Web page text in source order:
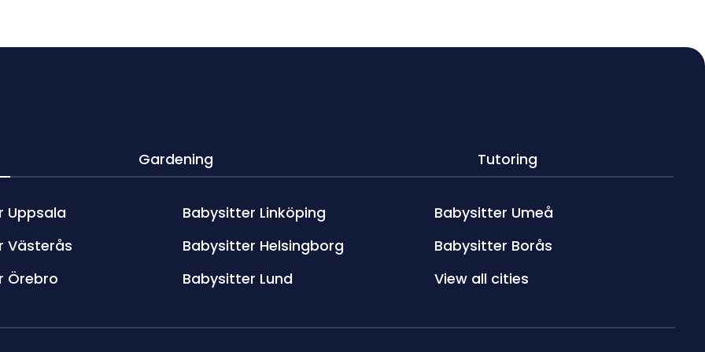
Gardening Tutoring
Uppsala
Västerås
Örebro
Babysitter Linköping
Babysitter Helsingborg
Babysitter Lund
Babysitter Umeå
Babysitter Borås
View all cities